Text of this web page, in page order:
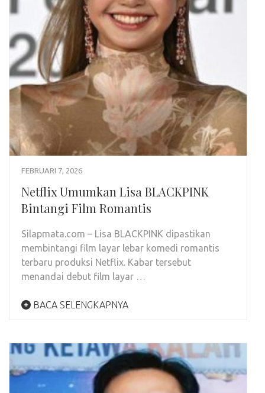
FEBRUARI 7, 2026
Netflix Umumkan Lisa BLACKPINK
Bintangi Film Romantis
Silapmata.com – Lisa BLACKPINK dipastikan
membintangi film layar lebar komedi romantis
terbaru produksi Netflix. Kabar tersebut
menandai debut film layar …
BACA SELENGKAPNYA